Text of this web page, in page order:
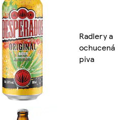
Radlery a
ochucená
piva